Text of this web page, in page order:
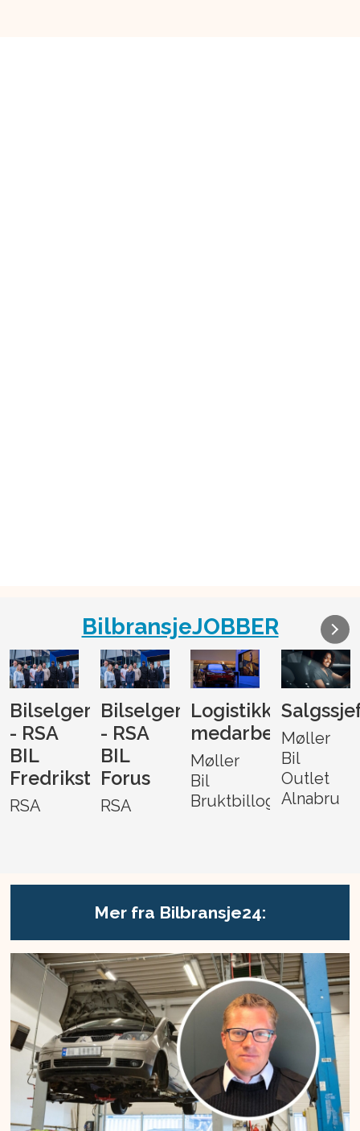
BilbransjeJOBBER
Bilselger
- RSA
BIL
Fredrikstad
RSA
Bilselger
- RSA
BIL
Forus
RSA
Logistikk-
medarbeider
Møller
Bil
Bruktbillogistikk
Møller
Bil
Outlet
Alnabru
Mer fra Bilbransje24: